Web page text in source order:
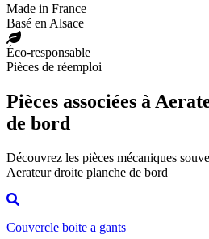
Made in France
Basé en Alsace
Éco-responsable
Pièces de réemploi
Pièces associées à
de bord
Découvrez les pièces mécaniques
Aerateur droite planche de bord
Couvercle boite a gants